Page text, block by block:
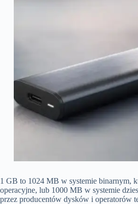
1 GB to 1024 MB w systemie binarnym,
operacyjne, lub 1000 MB w systemie
przez producentów dysków i operatorów